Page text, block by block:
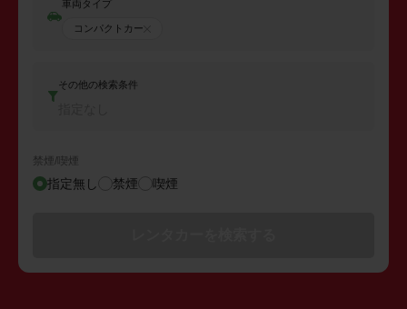
車両タイプ
コンパクトカー
その他の検索条件
禁煙/喫煙
指定無し 禁煙 喫煙